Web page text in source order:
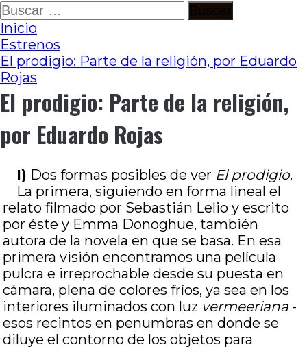
Ir
al
contenido
Buscar:
Inicio
Estrenos
El prodigio: Parte de la religión, por Eduardo
Rojas
El prodigio: Parte de la religión,
por Eduardo Rojas
I) Dos formas posibles de ver El prodigio.
La primera, siguiendo en forma lineal el
relato filmado por Sebastián Lelio y escrito
por éste y Emma Donoghue, también
autora de la novela en que se basa. En esa
primera visión encontramos una película
pulcra e irreprochable desde su puesta en
cámara, plena de colores fríos, ya sea en los
interiores iluminados con luz vermeeriana -
esos recintos en penumbras en donde se
diluye el contorno de los objetos para